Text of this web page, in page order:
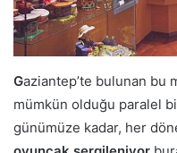
Gaziantep’te bulunan bu
mümkün olduğu paralel
günümüze kadar, her